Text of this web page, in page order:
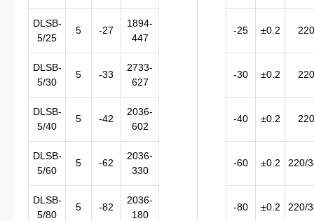
DLSB-
5/25
5 -27
1894-
447
-25 ±0.2 220
DLSB-
5/30
5 -33
2733-
627
-30 ±0.2 220
DLSB-
5/40
5 -42
2036-
602
-40 ±0.2 220
DLSB-
5/60
5 -62
2036-
330
-60 ±0.2 220/
DLSB-
5/80
5 -82
2036-
180
-80 ±0.2 220/